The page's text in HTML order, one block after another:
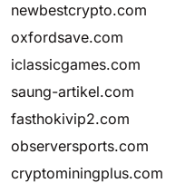
newbestcrypto.com
oxfordsave.com
iclassicgames.com
saung-artikel.com
fasthokivip2.com
observersports.com
cryptominingplus.com